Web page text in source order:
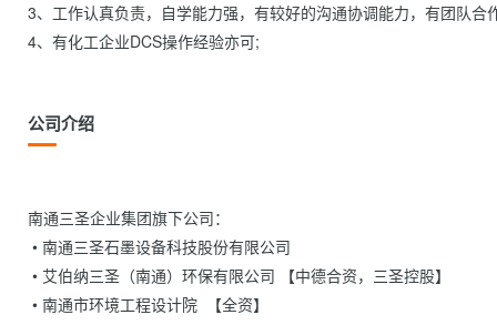
3、工作认真负责，自学能力强，有较好的沟通协调能力，有团队
4、有化工企业DCS操作经验亦可;
公司介绍
南通三圣企业集团旗下公司：